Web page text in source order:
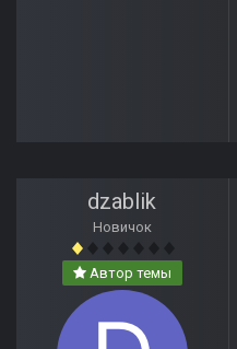
dzablik
Новичок
Автор темы